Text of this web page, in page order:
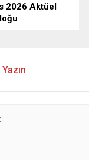
2026 Aktüel